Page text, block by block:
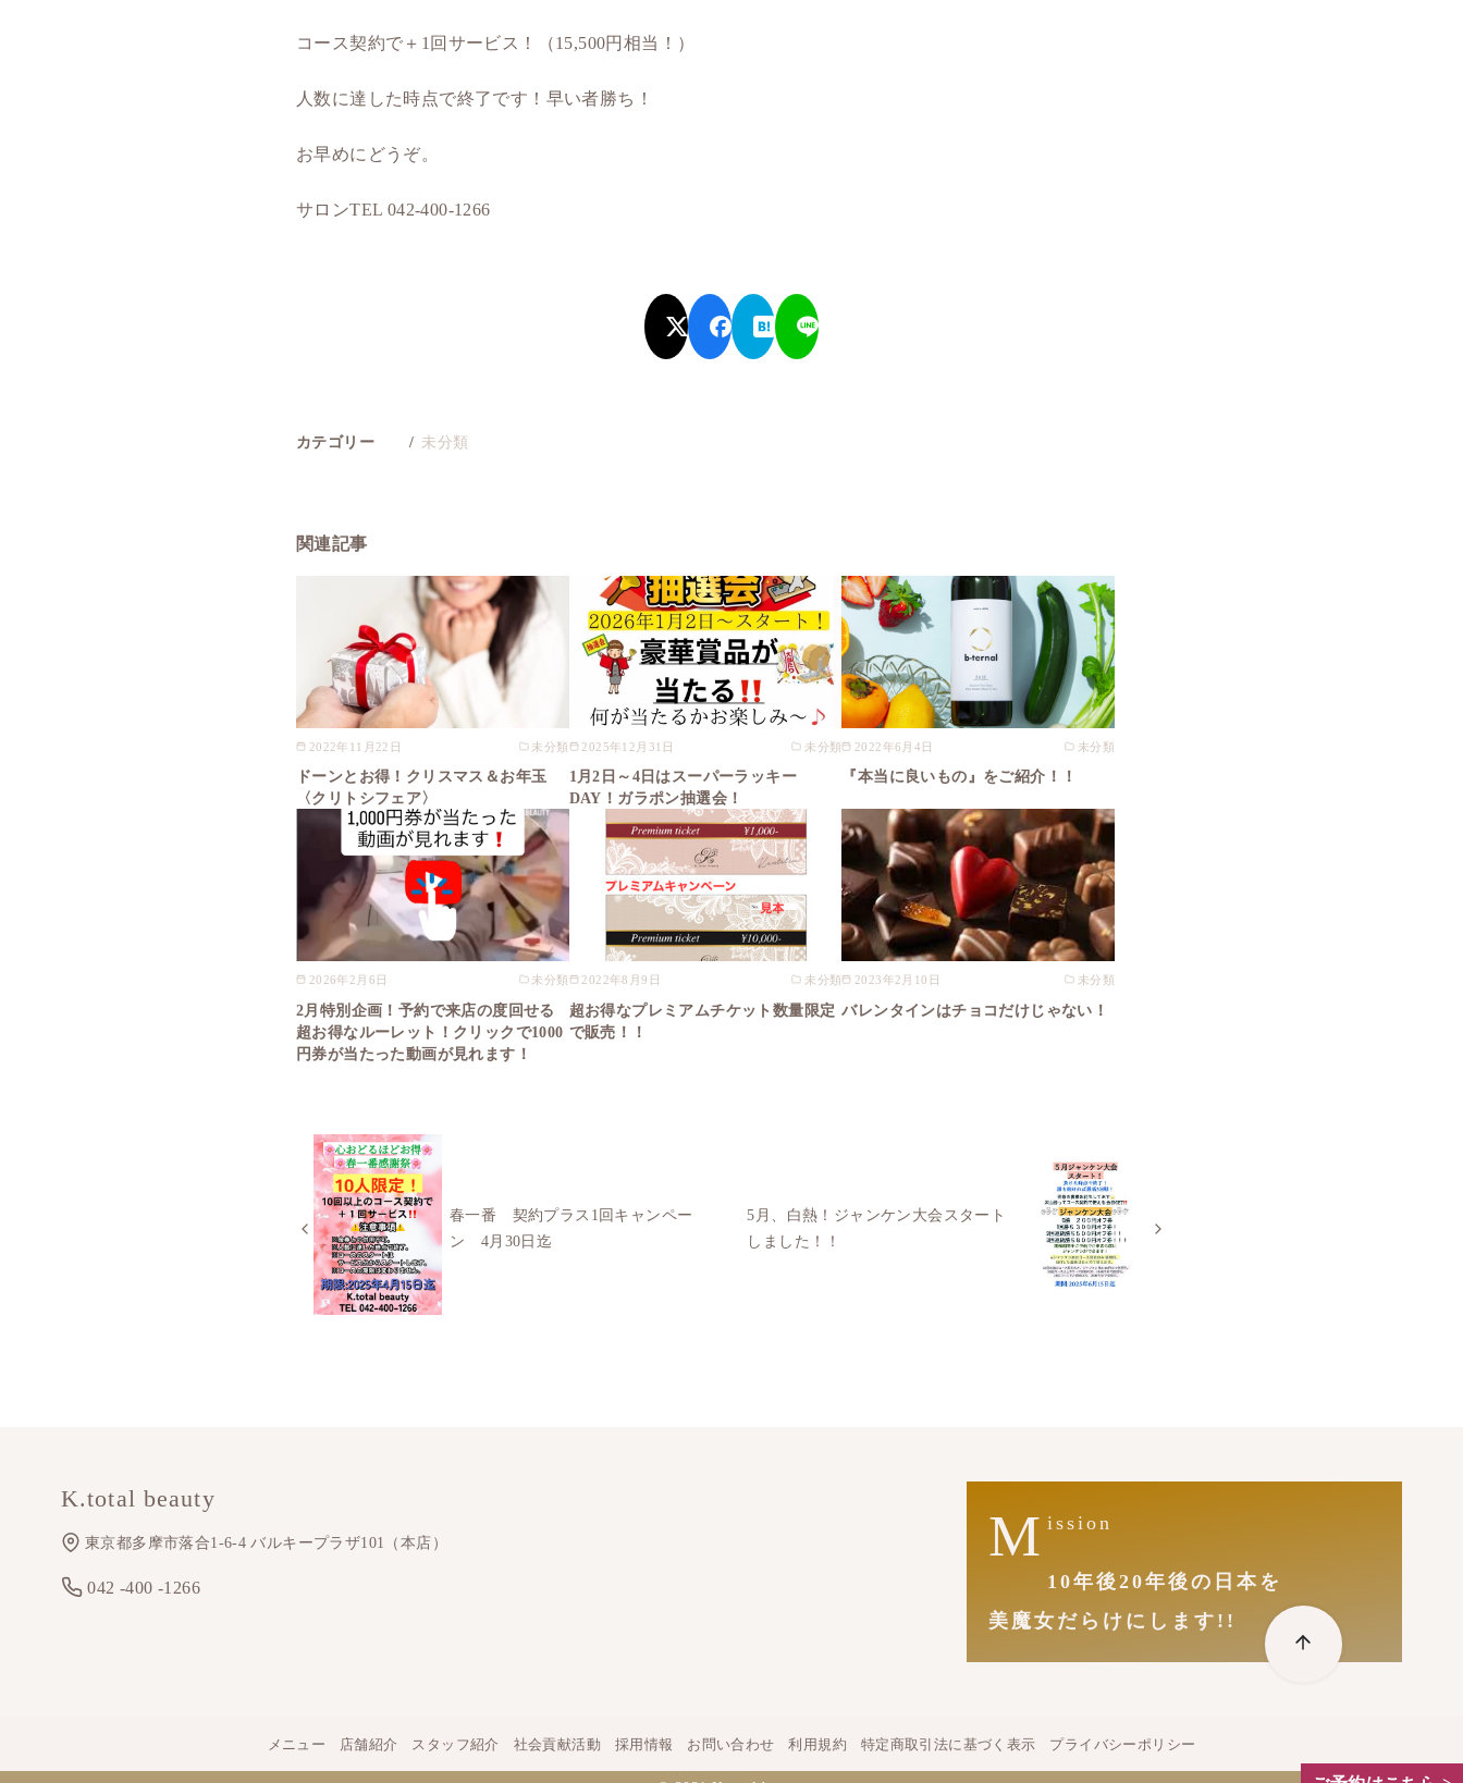
コース契約で＋1回サービス！（15,500円相当！）
人数に達した時点で終了です！早い者勝ち！
お早めにどうぞ。
サロンTEL 042-400-1266
カテゴリー 未分類
関連記事
2022年11月22日 未分類
ドーンとお得！クリスマス＆お年玉
〈クリトシフェア〉
2025年12月31日 未分類
1月2日～4日はスーパーラッキー
DAY！ガラポン抽選会！
2022年6月4日 未分類
『本当に良いもの』をご紹介！！
2026年2月6日 未分類
2月特別企画！予約で来店の度回せる
超お得なルーレット！クリックで1000
円券が当たった動画が見れます！
2022年8月9日 未分類
超お得なプレミアムチケット数量限定
で販売！！
2023年2月10日 未分類
バレンタインはチョコだけじゃない！
春一番 契約プラス1回キャンペー
ン 4月30日迄
5月、白熱！ジャンケン大会スタート
しました！！
K.total beauty
東京都多摩市落合1-6-4 バルキープラザ101（本店）
042 -400 -1266
M ission
10年後20年後の日本を
美魔女だらけにします!!
メニュー 店舗紹介 スタッフ紹介 社会貢献活動 採用情報 お問い合わせ 利用規約 特定商取引法に基づく表示 プライバシーポリシー